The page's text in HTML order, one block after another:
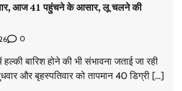
पार, आज 41 पहुंचने के आसार, लू चलने की
0
बारिश होने की भी संभावना जताई जा रही
और बृहस्पतिवार को तापमान 40 डिग्री […]